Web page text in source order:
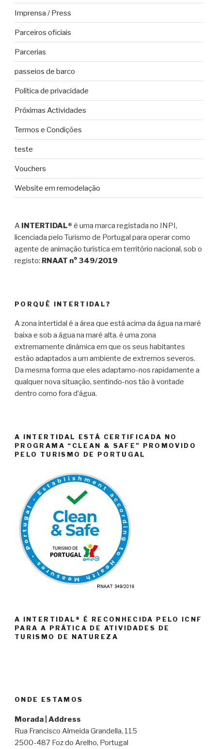
Imprensa / Press
Parceiros oficiais
Parcerias
passeios de barco
Política de privacidade
Próximas Actividades
Termos e Condições
teste
Vouchers
Website em remodelação
A INTERTIDAL® é uma marca registada no INPI,
licenciada pelo Turismo de Portugal para operar como
agente de animação turística em território nacional, sob o
registo: RNAAT n° 349/2019
PORQUÊ INTERTIDAL?
A zona intertidal é a área que está acima da água na maré
baixa e sob a água na maré alta. è uma zona
extremamente dinâmica em que os seus habitantes
estão adaptados a um ambiente de extremos severos.
Da mesma forma que eles adaptamo-nos rapidamente a
qualquer nova situação, sentindo-nos tão à vontade
dentro como fora d’água.
A INTERTIDAL ESTÁ CERTIFICADA NO
PROGRAMA “CLEAN & SAFE” PROMOVIDO
PELO TURISMO DE PORTUGAL
A INTERTIDAL® É RECONHECIDA PELO ICNF
PARA A PRÁTICA DE ATIVIDADES DE
TURISMO DE NATUREZA
ONDE ESTAMOS
Morada | Address
Rua Francisco Almeida Grandella, 115
2500-487 Foz do Arelho, Portugal